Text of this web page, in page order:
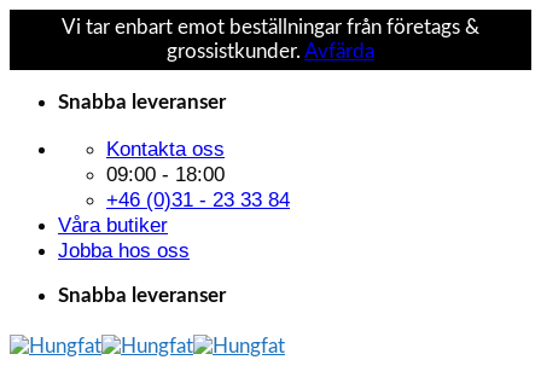
Vi tar enbart emot beställningar från företags &
grossistkunder. Avfärda
Snabba leveranser
Kontakta oss
09:00 - 18:00
+46 (0)31 - 23 33 84
Våra butiker
Jobba hos oss
Snabba leveranser